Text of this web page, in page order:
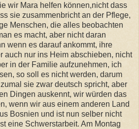
wir Mara helfen können,nicht dass
sie zusammenbricht an der Pflege,
Menschen, die alles beobachten
es macht, aber nicht daran
wenn es darauf ankommt, ihre
auch nur ins Heim abschieben, nicht
in der Familie aufzunehmen, ich
so soll es nicht werden, darum
sie zwar deutsch spricht, aber
Dingen auskennt, wir würden das
wenn wir aus einem anderen Land
Bosnien und ist nun selber nicht
eine Schwerstarbeit. Am Montag